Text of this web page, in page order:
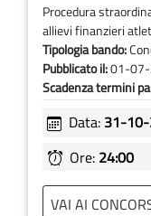
Procedura
allievi finanzieri
Tipologia bando:
Pubblicato il:01-
Scadenza termini
Data: 31-
Ore: 24:00
VAI AI